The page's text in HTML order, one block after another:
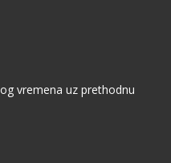
vremena uz prethodnu